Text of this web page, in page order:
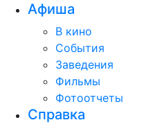
Афиша
В кино
События
Заведения
Фильмы
Фотоотчеты
Справка